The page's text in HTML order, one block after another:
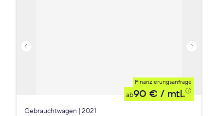
Finanzierungsanfrage
ab90 € / mtl.
Gebrauchtwagen | 2021